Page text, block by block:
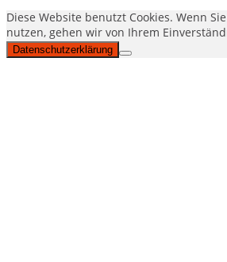
Diese Website benutzt Cookies. Wenn
nutzen, gehen wir von Ihrem
Datenschutzerklärung